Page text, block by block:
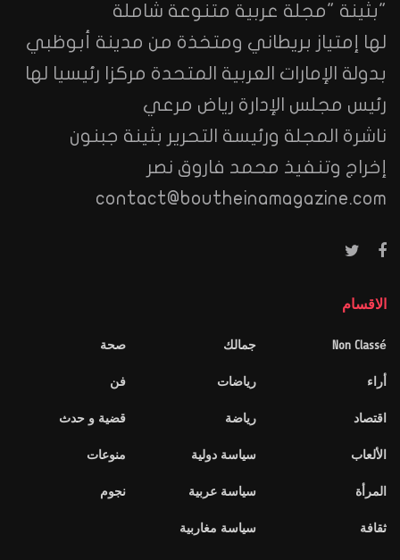
"بثينة "مجلة عربية متنوعة شاملة
لها إمتياز بريطاني ومتخذة من مدينة أبوظبي
بدولة الإمارات العربية المتحدة مركزا رئيسيا لها
رئيس مجلس الإدارة رياض مرعي
ناشرة المجلة ورئيسة التحرير بثينة جبنون
إخراج وتنفيذ محمد فاروق نصر
contact@boutheinamagazine.com
الاقسام
Non Classé
أراء
اقتصاد
الألعاب
المرأة
ثقافة
جمالك
رياضات
رياضة
سياسة دولية
سياسة عربية
سياسة مغاربية
صحة
فن
قضية و حدث
منوعات
نجوم